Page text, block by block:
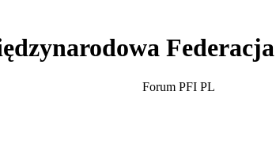
Forum PFI PL